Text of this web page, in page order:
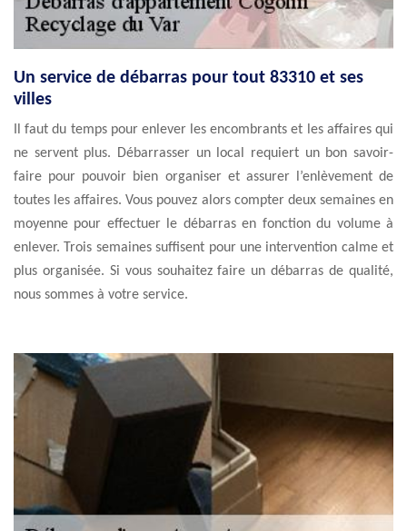
Un service de débarras pour tout 83310 et ses
villes
Il faut du temps pour enlever les encombrants et les affaires qui
ne servent plus. Débarrasser un local requiert un bon savoir-
faire pour pouvoir bien organiser et assurer l’enlèvement de
toutes les affaires. Vous pouvez alors compter deux semaines en
moyenne pour effectuer le débarras en fonction du volume à
enlever. Trois semaines suffisent pour une intervention calme et
plus organisée. Si vous souhaitez faire un débarras de qualité,
nous sommes à votre service.